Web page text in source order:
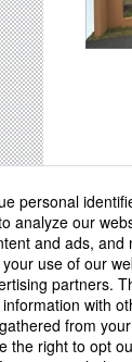
リフ